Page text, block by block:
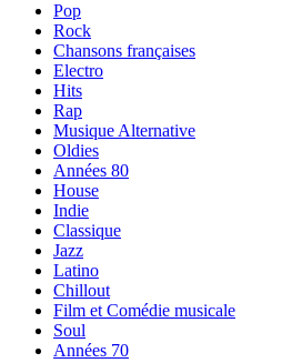
Pop
Rock
Chansons françaises
Electro
Hits
Rap
Musique Alternative
Oldies
Années 80
House
Indie
Classique
Jazz
Latino
Chillout
Film et Comédie musicale
Soul
Années 70